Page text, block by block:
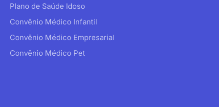
Plano de Saúde Idoso
Convênio Médico Infantil
Convênio Médico Empresarial
Convênio Médico Pet